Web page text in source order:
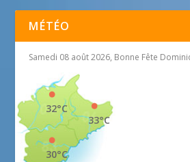
MÉTÉO
Samedi 08 août 2026, Bonne Fête
33°C
32°C
30°C